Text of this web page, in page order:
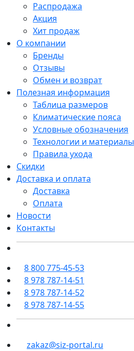
Распродажа
Акция
Хит продаж
О компании
Бренды
Отзывы
Обмен и возврат
Полезная информация
Таблица размеров
Климатические пояса
Условные обозначения
Технологии и материалы
Правила ухода
Скидки
Доставка и оплата
Доставка
Оплата
Новости
Контакты
8 800 775-45-53
8 978 787-14-51
8 978 787-14-52
8 978 787-14-55
zakaz@siz-portal.ru